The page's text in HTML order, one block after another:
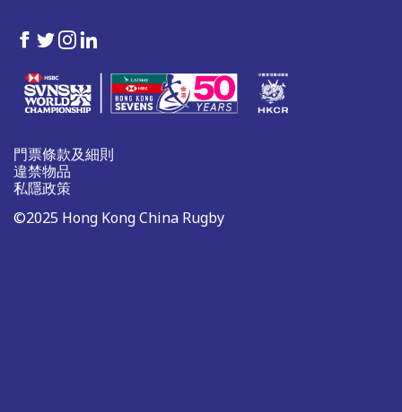
HKSevens
on Facebook
HKSevens
on Twitter
HKSevens
on Instagram
on LinkedIn
門票條款及細則
違禁物品
私隱政策
©2025 Hong Kong China Rugby